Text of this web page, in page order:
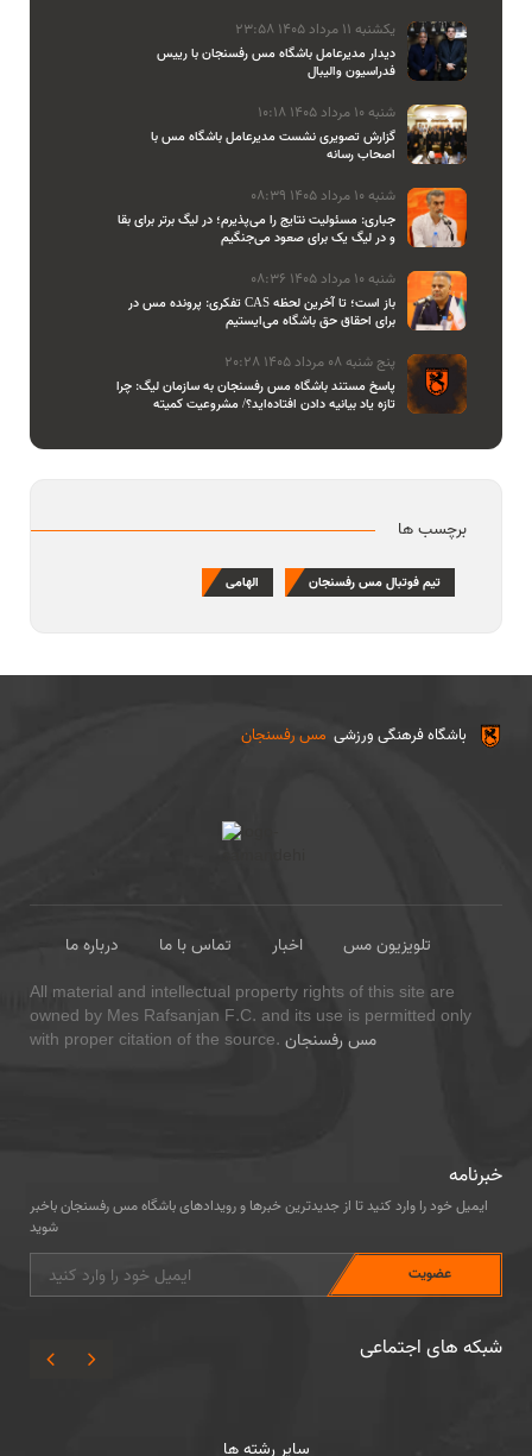
یکشنبه 11 مرداد 1405 23:58
دیدار مدیرعامل باشگاه مس رفسنجان با رییس
فدراسیون والیبال
شنبه 10 مرداد 1405 10:18
گزارش تصویری نشست مدیرعامل باشگاه مس با
اصحاب رسانه
شنبه 10 مرداد 1405 08:39
جباری: مسئولیت نتایج را می‌پذیرم؛ در لیگ برتر برای بقا
و در لیگ یک برای صعود می‌جنگیم
شنبه 10 مرداد 1405 08:36
تفکری: پرونده مس در CAS باز است؛ تا آخرین لحظه
برای احقاق حق باشگاه می‌ایستیم
پنج شنبه 08 مرداد 1405 20:28
پاسخ مستند باشگاه مس رفسنجان به سازمان لیگ: چرا
تازه یاد بیانیه دادن افتاده‌اید؟/ مشروعیت کمیته
برچسب ها
تیم فوتبال مس رفسنجان الهامی
مس رفسنجان باشگاه فرهنگی ورزشی
درباره ما تماس با ما اخبار
تلویزیون مس
All material and intellectual property rights of this site are
owned by Mes Rafsanjan F.C. and its use is permitted only
with proper citation of the source. مس رفسنجان
خبرنامه
ایمیل خود را وارد کنید تا از جدیدترین خبرها و رویدادهای باشگاه مس رفسنجان باخبر
شوید
شبکه های اجتماعی
سایر رشته ها